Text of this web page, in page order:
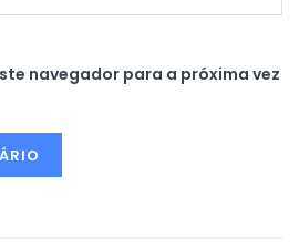
navegador para a próxima vez